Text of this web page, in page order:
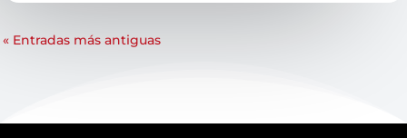
« Entradas más antiguas